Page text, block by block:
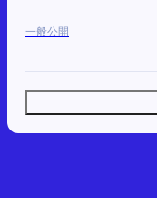
一般公開